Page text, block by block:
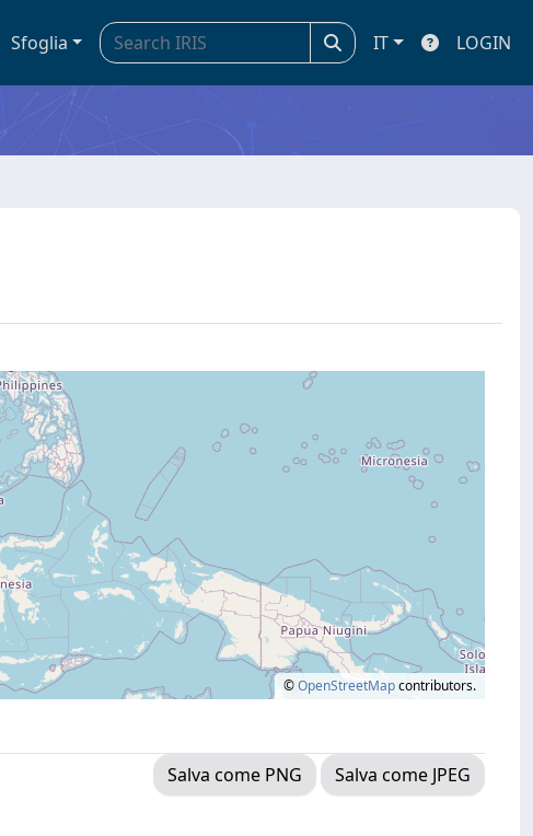
Sfoglia IT LOGIN
©OpenStreetMapcontributors.
Salva come PNG
Salva come JPEG